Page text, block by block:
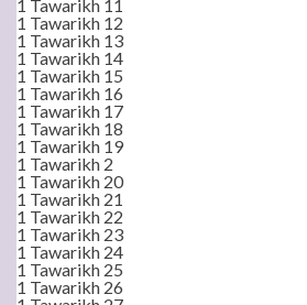
1 Tawarikh 11
1 Tawarikh 12
1 Tawarikh 13
1 Tawarikh 14
1 Tawarikh 15
1 Tawarikh 16
1 Tawarikh 17
1 Tawarikh 18
1 Tawarikh 19
1 Tawarikh 2
1 Tawarikh 20
1 Tawarikh 21
1 Tawarikh 22
1 Tawarikh 23
1 Tawarikh 24
1 Tawarikh 25
1 Tawarikh 26